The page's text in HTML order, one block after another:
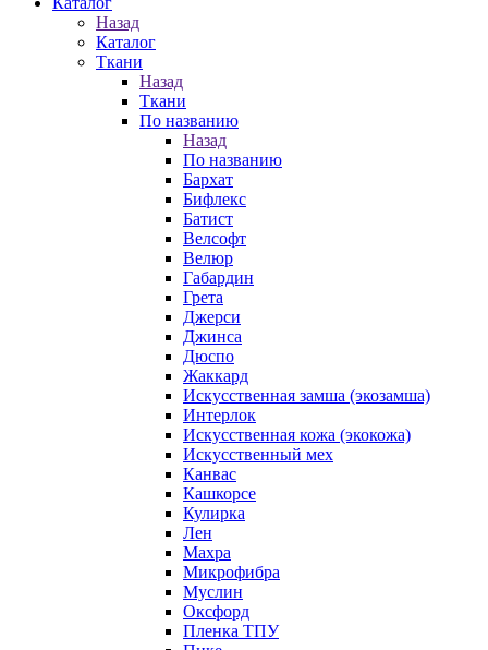
Назад
Каталог
Ткани
Назад
Ткани
По названию
Назад
По названию
Бархат
Бифлекс
Батист
Велсофт
Велюр
Габардин
Грета
Джерси
Джинса
Дюспо
Жаккард
Искусственная замша (экозамша)
Интерлок
Искусственная кожа (экокожа)
Искусственный мех
Канвас
Кашкорсе
Кулирка
Лен
Махра
Микрофибра
Муслин
Оксфорд
Пленка ТПУ